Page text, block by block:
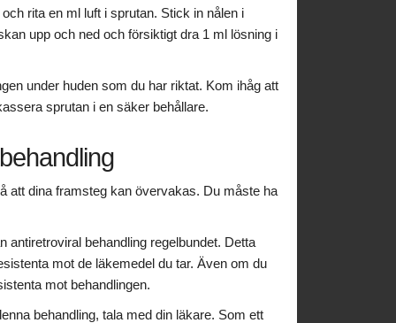
rita en ml luft i sprutan. Stick in nålen i
upp och ned och försiktigt dra 1 ml lösning i
under huden som du har riktat. Kom ihåg att
sprutan i en säker behållare.
att dina framsteg kan övervakas. Du måste ha
antiretroviral behandling regelbundet. Detta
mot de läkemedel du tar. Även om du
mot behandlingen.
behandling, tala med din läkare. Som ett